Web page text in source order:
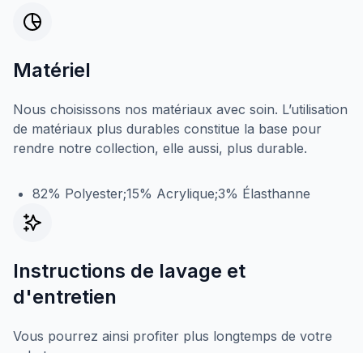
Matériel
Nous choisissons nos matériaux avec soin. L’utilisation
de matériaux plus durables constitue la base pour
rendre notre collection, elle aussi, plus durable.
82% Polyester;15% Acrylique;3% Élasthanne
Instructions de lavage et
d'entretien
Vous pourrez ainsi profiter plus longtemps de votre